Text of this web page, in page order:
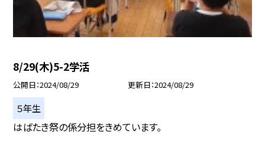
8/29(木)5-2学活
公開日 2024/08/29 更新日 2024/08/29
５年生
はばたき祭の係分担をきめています。